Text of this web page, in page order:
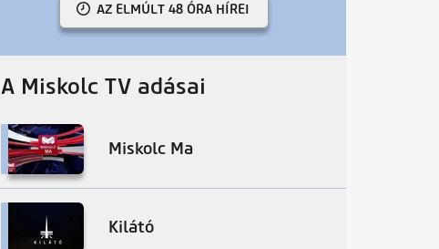
AZ ELMÚLT 48 ÓRA HÍREI
A Miskolc TV adásai
Miskolc Ma
Kilátó